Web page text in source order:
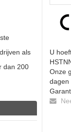
als
dan 200
U
Onze
dagen